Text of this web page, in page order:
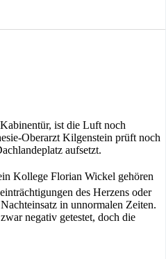
ist die Luft noch
Oberarzt Kilgenstein prüft noch
aufsetzt.
Kollege Florian Wickel gehören
des Herzens oder
in unnormalen Zeiten.
negativ getestet, doch die